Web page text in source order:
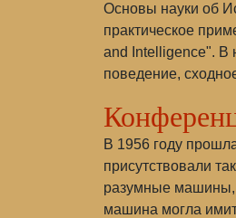
Основы науки об
практическое
and Intelligence". В
поведение,
В 1956 году
присутствовали
разумные машины,
машина могла